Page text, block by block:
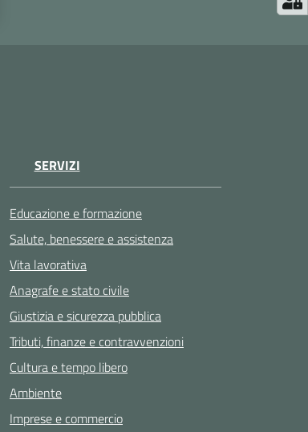
SERVIZI
Educazione e formazione
Salute, benessere e assistenza
Vita lavorativa
Anagrafe e stato civile
Giustizia e sicurezza pubblica
Tributi, finanze e contravvenzioni
Cultura e tempo libero
Ambiente
Imprese e commercio